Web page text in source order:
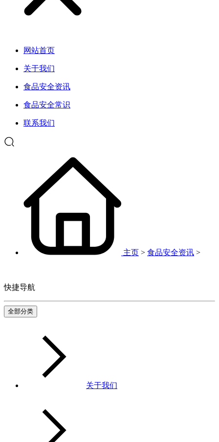
网站首页
关于我们
食品安全资讯
食品安全常识
联系我们
主页 > 食品安全资讯 >
快捷导航
全部分类
关于我们